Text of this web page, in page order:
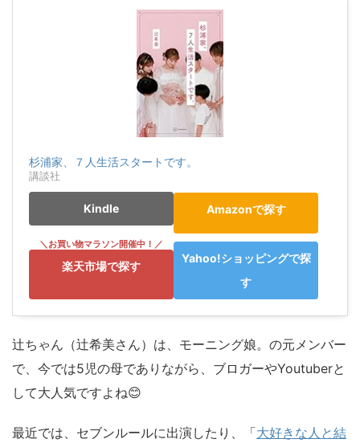
杉浦家、７人生活スタートです。
講談社
Kindle Amazonで探す
楽天市場で探す
Yahoo!ショッピングで探
す
辻ちゃん（辻希美さん）は、モーニング娘。の元メンバー
で、今では5児の母でありながら、ブロガーやYoutuberと
して大人気ですよね😊
最近では、セブンルールに出演したり、「大好きな人と結